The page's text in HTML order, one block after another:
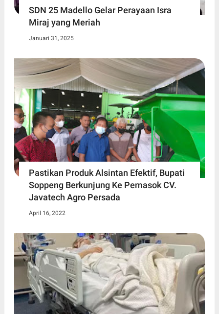
SDN 25 Madello Gelar Perayaan Isra
Miraj yang Meriah
Januari 31, 2025
Pastikan Produk Alsintan Efektif, Bupati
Soppeng Berkunjung Ke Pemasok CV.
Javatech Agro Persada
April 16, 2022